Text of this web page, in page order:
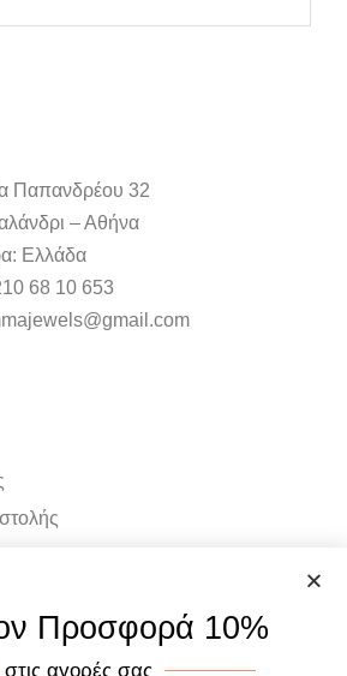
Παπανδρέου 32
– Αθήνα
Ελλάδα
68 10 653
Προσφορά 10%
στις αγορές σας